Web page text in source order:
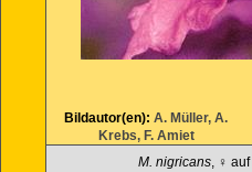
Bildautor(en):A. Müller, A.
Krebs, F. Amiet
M. nigricans, ♀ auf